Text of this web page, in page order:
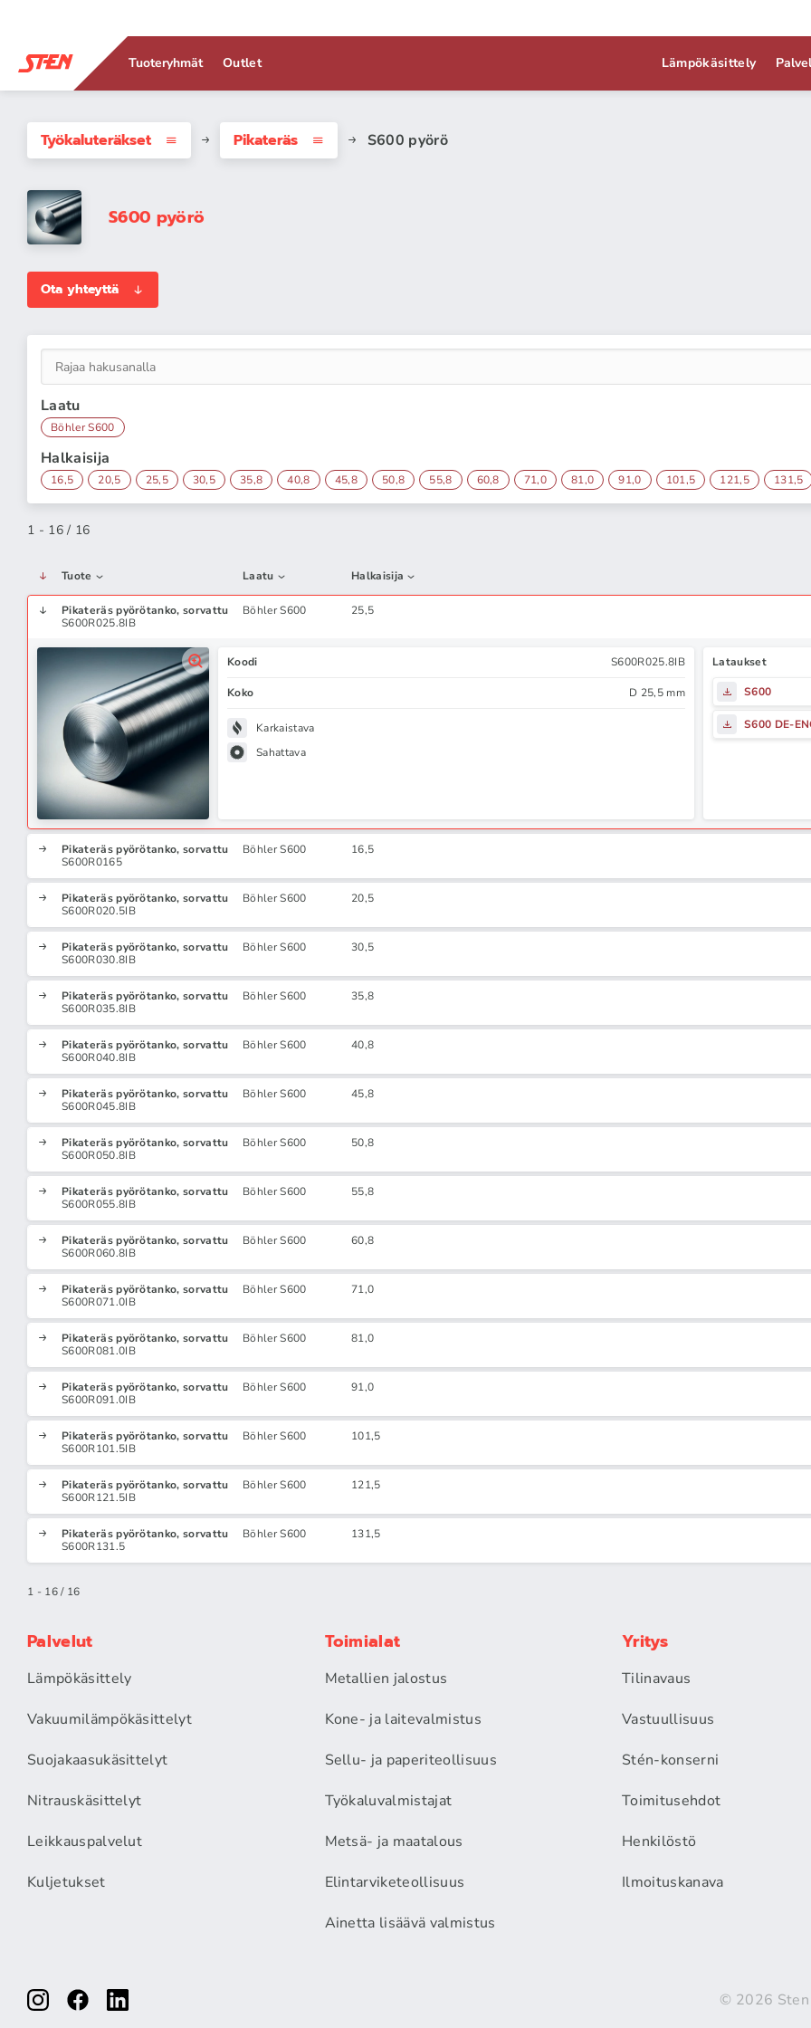
Tuoteryhmät Outlet Lämpökäsittely
Työkaluteräkset Pikateräs S600 pyörö
S600 pyörö
Ota yhteyttä
Laatu
Böhler S600
Halkaisija
16,5 20,5 25,5 30,5 35,8 40,8 45,8 50,8 55,8 60,8 71,0 81,0 91,0 101,5 121,5 131,5
1 - 16 / 16
Tuote Laatu Halkaisija
Pikateräs pyörötanko, sorvattu
S600R025.8IB
Böhler S600 25,5
Koodi S600R025.8IB
Koko D 25,5 mm
Karkaistava
Sahattava
Lataukset
S600
S600 DE-
Pikateräs pyörötanko, sorvattu
S600R0165
Böhler S600 16,5
Pikateräs pyörötanko, sorvattu
S600R020.5IB
Böhler S600 20,5
Pikateräs pyörötanko, sorvattu
S600R030.8IB
Böhler S600 30,5
Pikateräs pyörötanko, sorvattu
S600R035.8IB
Böhler S600 35,8
Pikateräs pyörötanko, sorvattu
S600R040.8IB
Böhler S600 40,8
Pikateräs pyörötanko, sorvattu
S600R045.8IB
Böhler S600 45,8
Pikateräs pyörötanko, sorvattu
S600R050.8IB
Böhler S600 50,8
Pikateräs pyörötanko, sorvattu
S600R055.8IB
Böhler S600 55,8
Pikateräs pyörötanko, sorvattu
S600R060.8IB
Böhler S600 60,8
Pikateräs pyörötanko, sorvattu
S600R071.0IB
Böhler S600 71,0
Pikateräs pyörötanko, sorvattu
S600R081.0IB
Böhler S600 81,0
Pikateräs pyörötanko, sorvattu
S600R091.0IB
Böhler S600 91,0
Pikateräs pyörötanko, sorvattu
S600R101.5IB
Böhler S600 101,5
Pikateräs pyörötanko, sorvattu
S600R121.5IB
Böhler S600 121,5
Pikateräs pyörötanko, sorvattu
S600R131.5
Böhler S600 131,5
1 - 16 / 16
Palvelut
Lämpökäsittely
Vakuumilämpökäsittelyt
Suojakaasukäsittelyt
Nitrauskäsittelyt
Leikkauspalvelut
Kuljetukset
Toimialat
Metallien jalostus
Kone- ja laitevalmistus
Sellu- ja paperiteollisuus
Työkaluvalmistajat
Metsä- ja maatalous
Elintarviketeollisuus
Ainetta lisäävä valmistus
Yritys
Tilinavaus
Vastuullisuus
Stén-konserni
Toimitusehdot
Henkilöstö
Ilmoituskanava
© 2026 Sten